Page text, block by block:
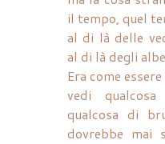
il tempo, quel
al di là delle
al di là degli
Era come
vedi
qualcosa di
dovrebbe mai